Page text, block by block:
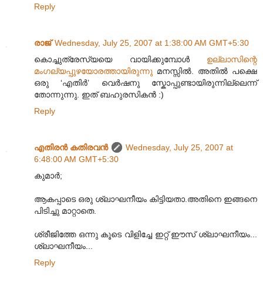
Reply
രാജ് Wednesday, July 25, 2007 at 1:38:00 AM GMT+5:30
കൊച്ചുത്രേസ്യയെ വായിക്കുമ്പോള്‍ ഉല്ലാസിന്റെ
മംഗല്യപ്പുഴയോരത്തായിരുന്നു മനസ്സില്‍. അതില്‍ പക്ഷെ
ഒരു ‘എതിര്‍’ വെര്‍ഷനു സ്കോപ്പുണ്ടായിരുന്നില്ലെന്ന്
തോന്നുന്നു. ഇത് ബഹുരസികന്‍ :)
Reply
എതിരന്‍ കതിരവന്‍
Wednesday, July 25, 2007 at
6:48:00 AM GMT+5:30
കുമാര്‍;
ആകപ്പാടെ ഒരു ശ്ലാഘനീയം കിട്ടിയതാ.അതിനെ ഇങ്ങനെ
പിടിച്ചു മാറ്റാതെ.
ശ്രീജിത്തേ ഒന്നു കൂടെ വിളിച്ചേ ഇറ്റ് ഈസ് ശ്ലാഘനീയം...
ശ്ലാഘനീയം...
Reply